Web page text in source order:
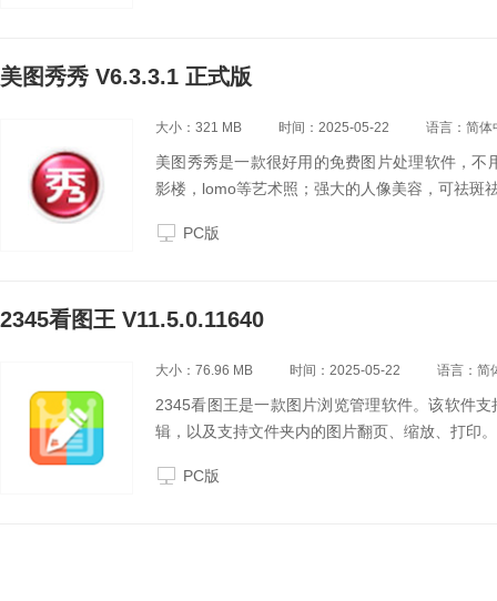
美图秀秀 V6.3.3.1 正式版
大小：321 MB 时间：2025-05-22 语言：简体
美图秀秀是一款很好用的免费图片处理软件，
影楼，lomo等艺术照；强大的人像美容，可祛斑
PC版
2345看图王 V11.5.0.11640
大小：76.96 MB 时间：2025-05-22 语言：简
2345看图王是一款图片浏览管理软件。该软件
辑，以及支持文件夹内的图片翻页、缩放、打印。
PC版